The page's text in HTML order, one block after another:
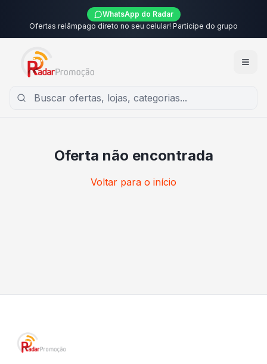
WhatsApp do Radar
Ofertas relâmpago direto no seu celular! Participe do grupo
Oferta não encontrada
Voltar para o início